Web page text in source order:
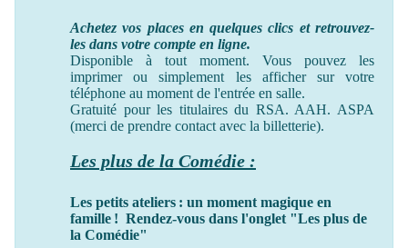
Achetez vos places en quelques clics et retrouvez-
les dans votre compte en ligne.
Disponible à tout moment. Vous pouvez les
imprimer ou simplement les afficher sur votre
téléphone au moment de l'entrée en salle.
Gratuité pour les titulaires du RSA. AAH. ASPA
(merci de prendre contact avec la billetterie).
Les plus de la Comédie :
Les petits ateliers : un moment magique en
famille ! Rendez-vous dans l'onglet "Les plus de
la Comédie"